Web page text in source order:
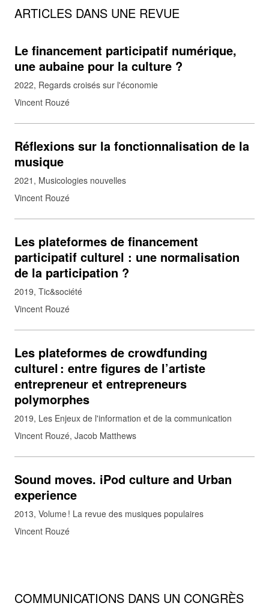
ARTICLES DANS UNE REVUE
Le financement participatif numérique,
une aubaine pour la culture ?
2022 Regards croisés sur l'économie
Vincent Rouzé
Réflexions sur la fonctionnalisation de la
musique
2021 Musicologies nouvelles
Vincent Rouzé
Les plateformes de financement
participatif culturel : une normalisation
de la participation ?
2019 Tic&société
Vincent Rouzé
Les plateformes de crowdfunding
culturel : entre figures de l’artiste
entrepreneur et entrepreneurs
polymorphes
2019 Les Enjeux de l'information et de la communication
Vincent Rouzé, Jacob Matthews
Sound moves. iPod culture and Urban
experience
2013 Volume ! La revue des musiques populaires
Vincent Rouzé
COMMUNICATIONS DANS UN CONGRÈS